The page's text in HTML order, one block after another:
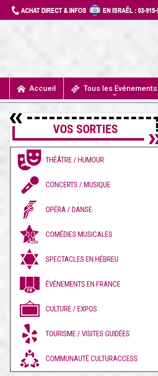
Accueil Tous les Evénements
VOS SORTIES
THÉÂTRE / HUMOUR
CONCERTS / MUSIQUE
OPÉRA / DANSE
COMÉDIES MUSICALES
SPECTACLES EN HÉBREU
ÉVÉNEMENTS EN FRANCE
CULTURE / EXPOS
TOURISME / VISITES GUIDÉES
COMMUNAUTÉ CULTURACCESS